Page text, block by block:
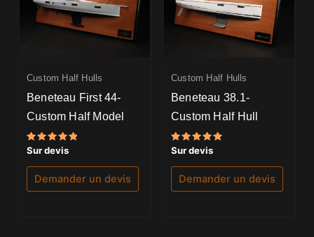
Custom Half Hulls
Beneteau First 44-
Custom Half Model
Note
5.00
sur 5
Sur devis
Demander un devis
Custom Half Hulls
Beneteau 38.1-
Custom Half Hull
Note
5.00
sur 5
Sur devis
Demander un devis